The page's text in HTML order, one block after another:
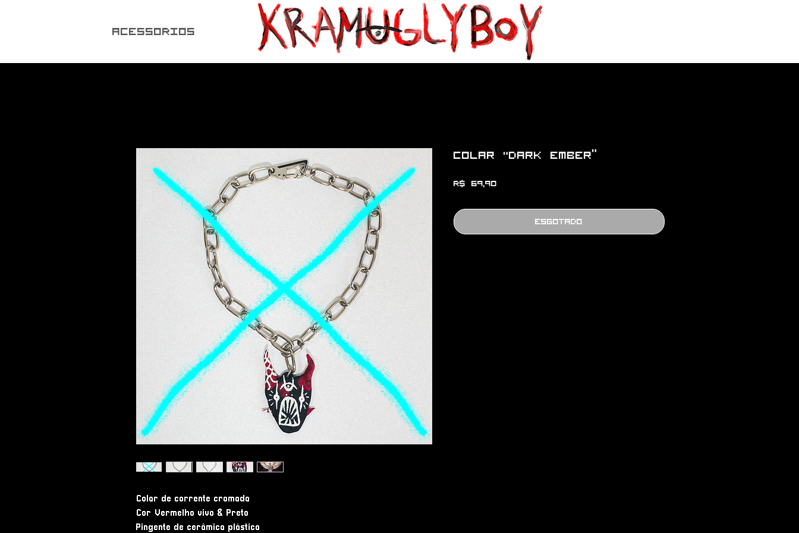
ACESSORIOS
Colar de corrente cromada
Cor Vermelho vivo & Preto
Pingente de cerâmica plástica
Colar "Dark Ember”
R$ 69,90Preço
Esgotado